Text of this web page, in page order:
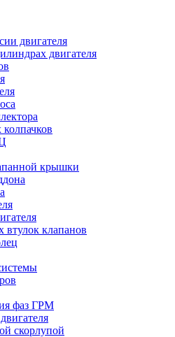
двигателя
двигателя
крышки
клапанов
фаз ГРМ
скорлупой